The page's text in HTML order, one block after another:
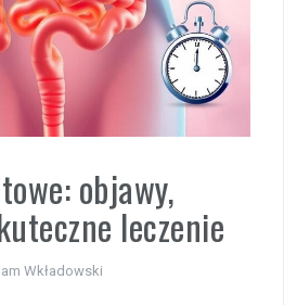
objawy,
leczenie
Wkładowski